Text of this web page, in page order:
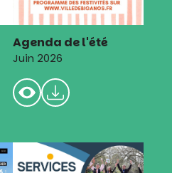
Agenda de l'été
Juin 2026